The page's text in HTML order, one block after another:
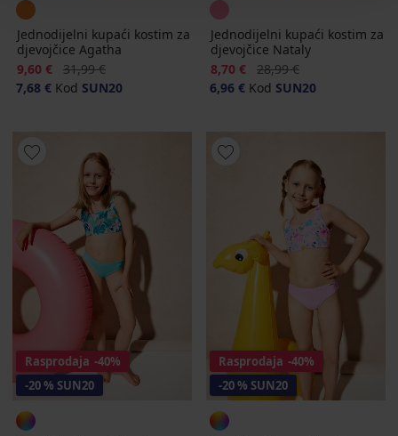
Jednodijelni kupaći kostim za
djevojčice Agatha
Popust
9,60 € Prvobitna cijena
31,99 €
7,68 € Kod SUN20
Jednodijelni kupaći kostim za
djevojčice Nataly
Popust
8,70 € Prvobitna cijena
28,99 €
6,96 € Kod SUN20
Rasprodaja -40%
-20 % SUN20
Rasprodaja -40%
-20 % SUN20